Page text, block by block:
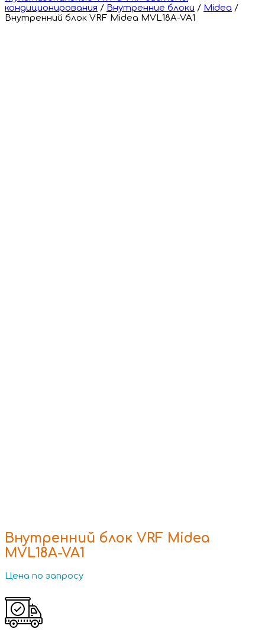
кондиционирования / Внутренние блоки / Midea /
Внутренний блок VRF Midea MVL18A-VA1
Внутренний блок VRF Midea
MVL18A-VA1
Цена по запросу